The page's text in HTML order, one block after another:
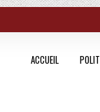
ACCUEIL